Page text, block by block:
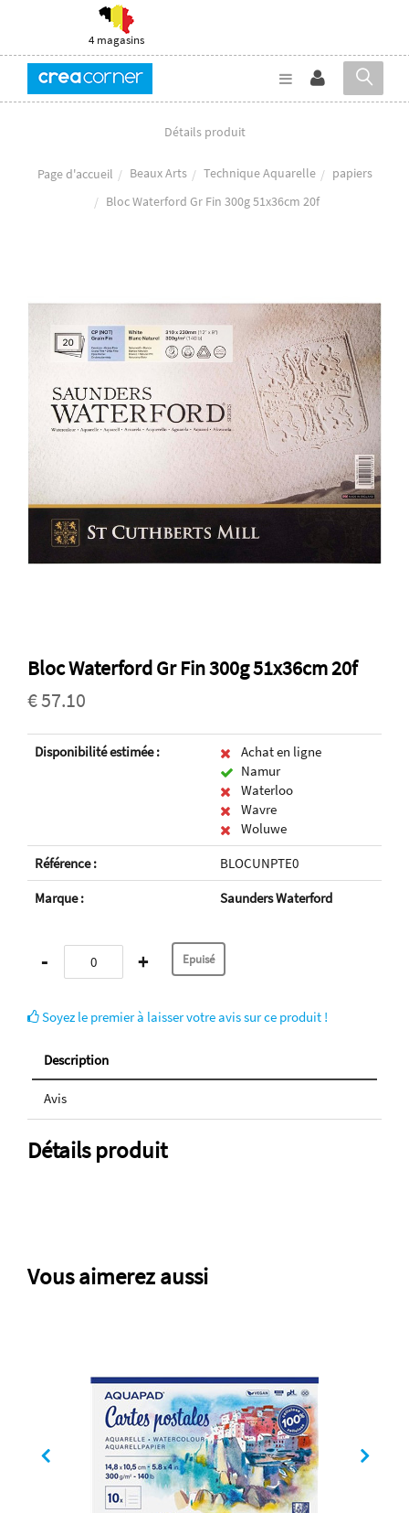
4 magasins
Détails produit
Page d'accueil Beaux Arts Technique Aquarelle
papiers
Bloc Waterford Gr Fin 300g 51x36cm 20f
Bloc Waterford Gr Fin 300g 51x36cm 20f
€ 57.10
Disponibilité estimée :
Achat en ligne
Namur
Waterloo
Wavre
Woluwe
Référence :
BLOCUNPTE0
Marque :
Saunders Waterford
- +
Soyez le premier à laisser votre avis sur ce produit !
Description
Avis
Détails produit
Vous aimerez aussi